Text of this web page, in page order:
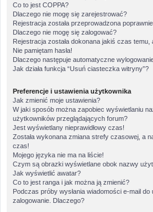
Co to jest COPPA?
Dlaczego nie mogę się zarejestrować?
Rejestracja została przeprowadzona
Dlaczego nie mogę się zalogować?
Rejestracja została dokonana jakiś czas
Nie pamiętam hasła!
Dlaczego następuje automatyczne
Jak działa funkcja “Usuń ciasteczka witryny”?
Preferencje i ustawienia użytkownika
Jak zmienić moje ustawienia?
W jaki sposób można zapobiec wyświetlaniu
użytkowników przeglądających forum?
Jest wyświetlany nieprawidłowy czas!
Została wykonana zmiana strefy czasowej, a
czas!
Mojego języka nie ma na liście!
Czym są obrazki wyświetlane obok nazwy
Jak wyświetlić awatar?
Co to jest ranga i jak można ją zmienić?
Podczas próby wysłania wiadomości e-mail
zalogowanie. Dlaczego?